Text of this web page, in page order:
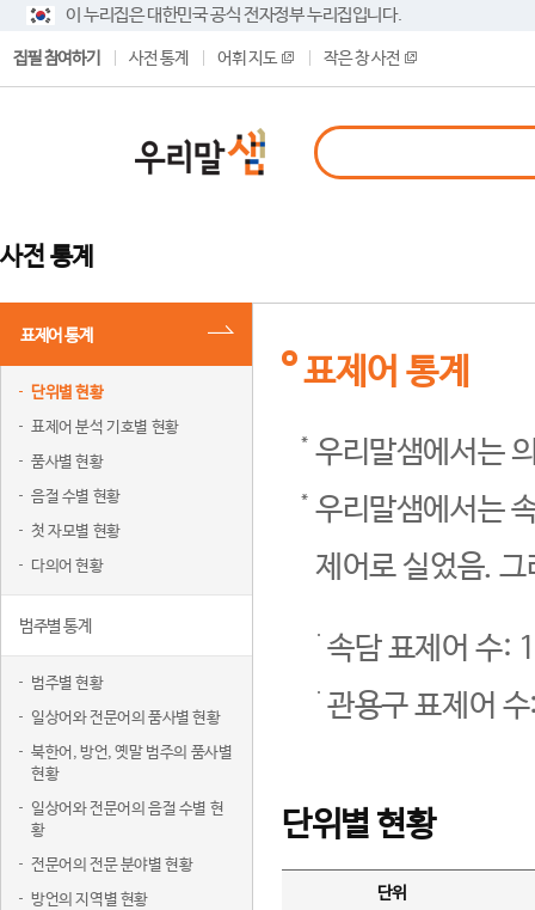
이 누리집은 대한민국 공식 전자정부 누리집입니다.
집필 참여하기 사전 통계 어휘 지도 작은 창 사전
사전 통계
표제어 통계
단위별 현황
표제어 분석 기호별 현황
품사별 현황
음절 수별 현황
첫 자모별 현황
다의어 현황
범주별 통계
범주별 현황
일상어와 전문어의 품사별 현황
북한어, 방언, 옛말 범주의 품사별
현황
일상어와 전문어의 음절 수별 현
황
전문어의 전문 분야별 현황
방언의 지역별 현황
표제어 통계
우리말샘에서는
우리말샘에서는
제어로 실었음.
속담 표제어 수:
관용구 표제어
단위별 현황
단위